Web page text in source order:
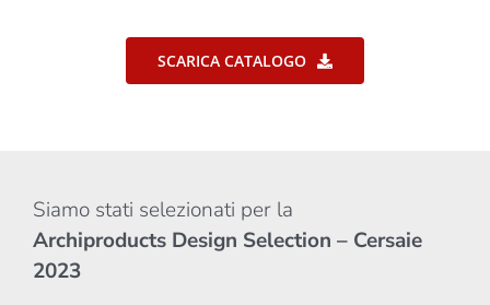
SCARICA CATALOGO
Siamo stati selezionati per la
Archiproducts Design Selection – Cersaie
2023